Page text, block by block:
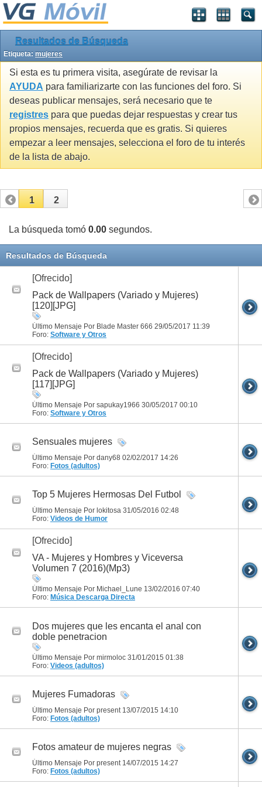
Resultados de Búsqueda
Etiqueta: mujeres
Si esta es tu primera visita, asegúrate de revisar la
AYUDA para familiarizarte con las funciones del foro. Si
deseas publicar mensajes, será necesario que te
registres para que puedas dejar respuestas y crear tus
propios mensajes, recuerda que es gratis. Si quieres
empezar a leer mensajes, selecciona el foro de tu interés
de la lista de abajo.
1 2
La búsqueda tomó 0.00 segundos.
Resultados de Búsqueda
[Ofrecido]
Pack de Wallpapers (Variado y Mujeres)
[120][JPG]
Último Mensaje Por Blade Master 666 29/05/2017 11:39
Foro: Software y Otros
[Ofrecido]
Pack de Wallpapers (Variado y Mujeres)
[117][JPG]
Último Mensaje Por sapukay1966 30/05/2017 00:10
Foro: Software y Otros
Sensuales mujeres
Último Mensaje Por dany68 02/02/2017 14:26
Foro: Fotos (adultos)
Top 5 Mujeres Hermosas Del Futbol
Último Mensaje Por lokitosa 31/05/2016 02:48
Foro: Videos de Humor
[Ofrecido]
VA - Mujeres y Hombres y Viceversa
Volumen 7 (2016)(Mp3)
Último Mensaje Por Michael_Lune 13/02/2016 07:40
Foro: Música Descarga Directa
Dos mujeres que les encanta el anal con
doble penetracion
Último Mensaje Por mirmoloc 31/01/2015 01:38
Foro: Videos (adultos)
Mujeres Fumadoras
Último Mensaje Por present 13/07/2015 14:10
Foro: Fotos (adultos)
Fotos amateur de mujeres negras
Último Mensaje Por present 14/07/2015 14:27
Foro: Fotos (adultos)